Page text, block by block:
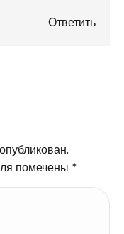
Ответить
помечены *